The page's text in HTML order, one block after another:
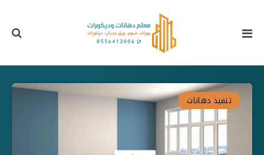
تنفيذ دهانات